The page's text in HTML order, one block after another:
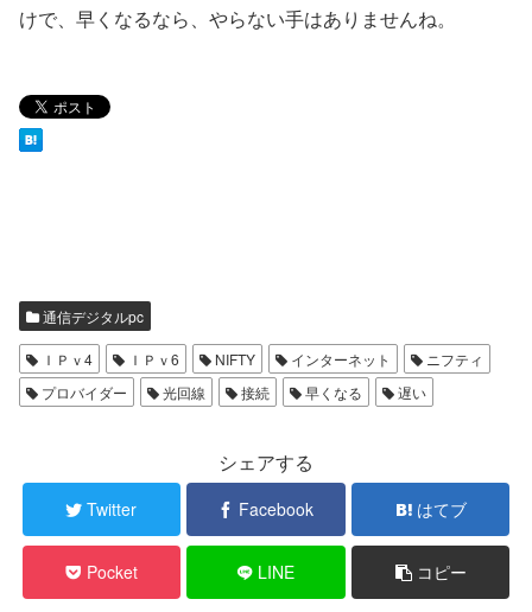
けで、早くなるなら、やらない手はありませんね。
通信デジタルpc
ＩＰｖ4 ＩＰｖ6 NIFTY インターネット
ニフティ
プロバイダー
光回線 接続 早くなる 遅い
シェアする
Twitter Facebook はてブ
Pocket LINE コピー